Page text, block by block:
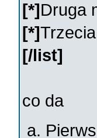
[*]Druga
[*]
[/list]
co da